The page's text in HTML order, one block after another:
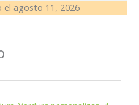
el agosto 11, 2026